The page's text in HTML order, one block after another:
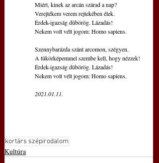
Miért, kinek az arcán szárad a nap?
Verejtékem verem rejtekében élek.
Érdek-igazság dübörög. Lázadás!
Nekem volt vélt jogom: Homo sapiens.
Szennybarázda szánt arcomon, szégyen.
A tükörképemmel szembe kell, hogy nézzek!
Érdek-igazság dübörög. Lázadás!
Nekem volt vélt jogom: Homo sapiens.
2021.01.11.
kortárs szépirodalom
Kultúra